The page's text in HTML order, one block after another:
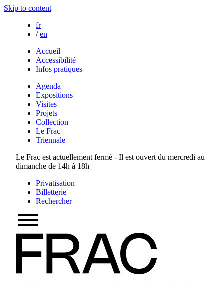
Skip to content
fr
/ en
Accueil
Accessibilité
Infos pratiques
Agenda
Expositions
Visites
Projets
Collection
Le Frac
Triennale
Le Frac est actuellement fermé - Il est ouvert du mercredi au
dimanche de 14h à 18h
Privatisation
Billetterie
Rechercher